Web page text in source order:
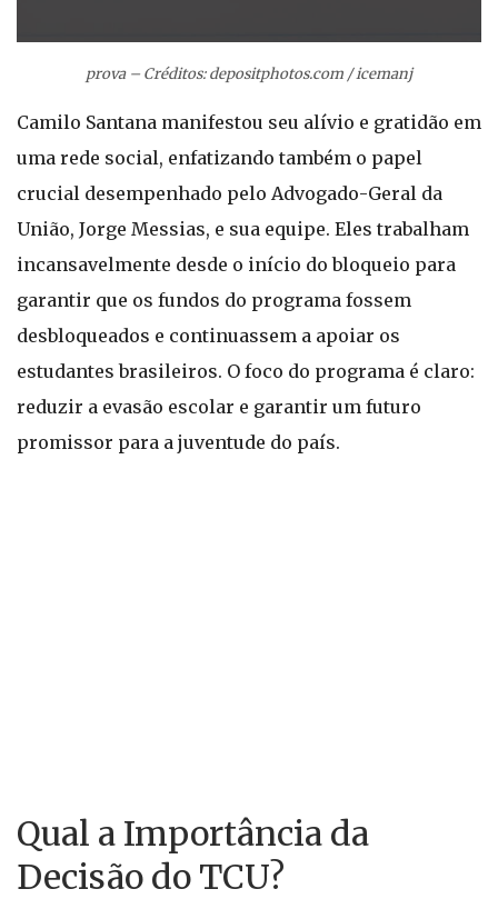
prova – Créditos: depositphotos.com / icemanj
Camilo Santana manifestou seu alívio e gratidão em
uma rede social, enfatizando também o papel
crucial desempenhado pelo Advogado-Geral da
União, Jorge Messias, e sua equipe. Eles trabalham
incansavelmente desde o início do bloqueio para
garantir que os fundos do programa fossem
desbloqueados e continuassem a apoiar os
estudantes brasileiros. O foco do programa é claro:
reduzir a evasão escolar e garantir um futuro
promissor para a juventude do país.
Qual a Importância da
Decisão do TCU?